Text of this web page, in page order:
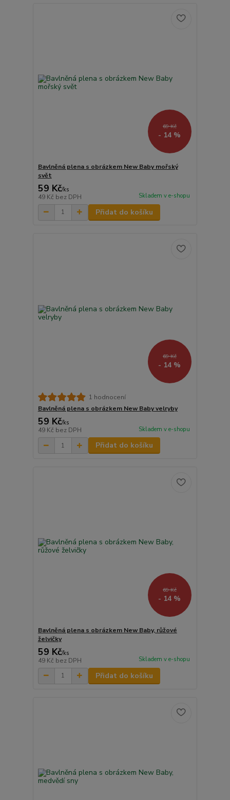
69 Kč
- 14 %
Bavlněná plena s obrázkem New Baby mořský
svět
59 Kč/ks
49 Kč bez DPH Skladem v e-shopu
Přidat do košíku
69 Kč
- 14 %
1 hodnocení
Bavlněná plena s obrázkem New Baby velryby
59 Kč/ks
49 Kč bez DPH Skladem v e-shopu
Přidat do košíku
69 Kč
- 14 %
Bavlněná plena s obrázkem New Baby, růžové
želvičky
59 Kč/ks
49 Kč bez DPH Skladem v e-shopu
Přidat do košíku